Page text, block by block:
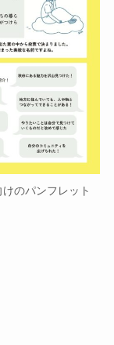
のパンフレット